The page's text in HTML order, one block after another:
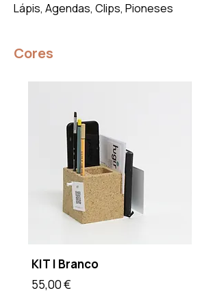
Lápis, Agendas, Clips, Pioneses
Cores
KIT | Branco
Preço
55,00 €